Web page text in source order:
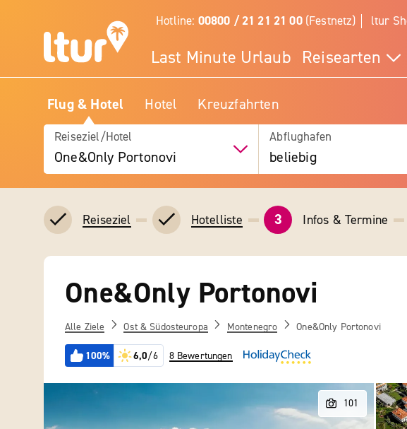
Hotline: 00800 / 21 21 21 00(Festnetz) ltur
Last Minute Urlaub Reisearten
Flug & Hotel Hotel Kreuzfahrten
Reiseziel/Hotel
One&Only Portonovi
Abflughafen
beliebig
Reiseziel Hotelliste 3 Infos & Termine
One&Only Portonovi
Alle Ziele Ost & Südosteuropa Montenegro One&Only Portonovi
100% 6,0/6 8 Bewertungen